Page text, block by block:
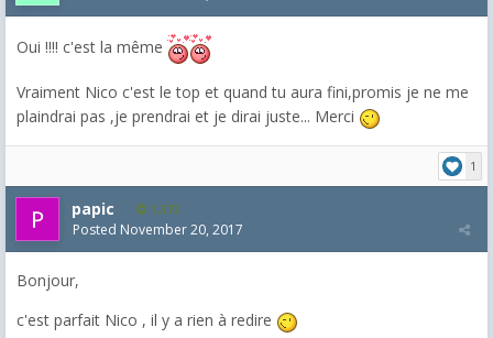
Oui !!!! c'est la même
Vraiment Nico c'est le top et quand tu aura fini,promis je ne me
plaindrai pas ,je prendrai et je dirai juste... Merci
1
papic 1,372
Posted November 20, 2017
Bonjour,
c'est parfait Nico , il y a rien à redire